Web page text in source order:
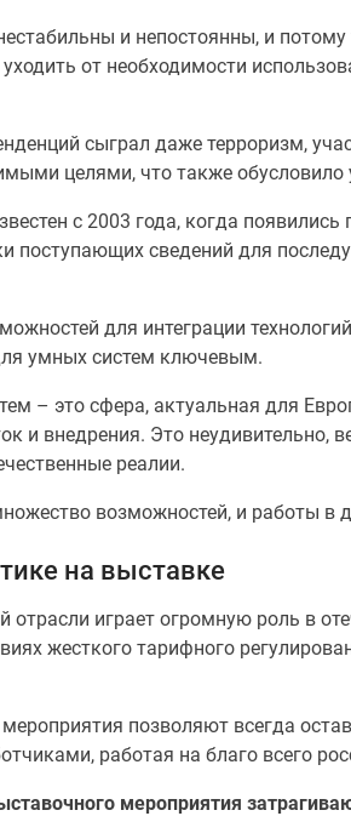
и непостоянны, и
от необходимости
сыграл даже терроризм,
целями, что также обусловило
с 2003 года, когда
поступающих сведений для
для интеграции
умных систем ключевым.
– это сфера, актуальная для
и внедрения. Это неудивительно,
реалии.
возможностей, и работы
на выставке
отрасли играет огромную роль в
жесткого тарифного
позволяют всегда
работая на благо всего
мероприятия